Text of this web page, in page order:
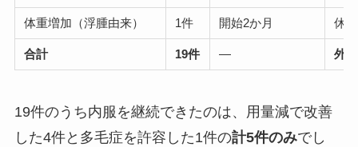
体重増加（浮腫由来） 1件 開始2か月 休
合計 19件 — 外
19件のうち内服を継続できたのは、用量減で改善
した4件と多毛症を許容した1件の計5件のみでし